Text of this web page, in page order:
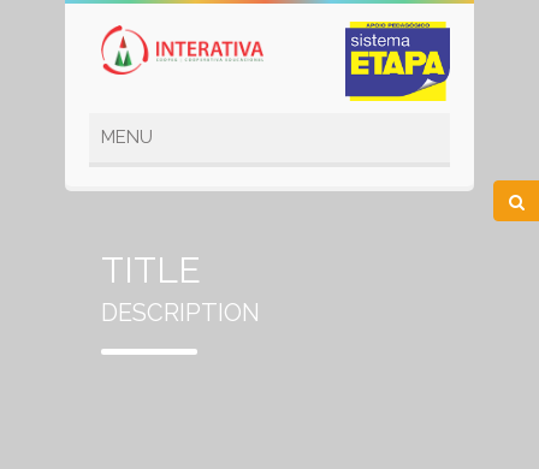
TITLE
DESCRIPTION